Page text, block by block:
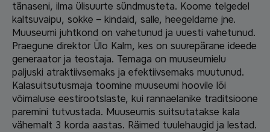
tänaseni, ilma ülisuurte sündmusteta. Koome telgedel
kaltsuvaipu, sokke – kindaid, salle, heegeldame jne.
Muuseumi juhtkond on vahetunud ja uuesti vahetunud.
Praegune direktor Ülo Kalm, kes on suurepärane ideede
generaator ja teostaja. Temaga on muuseumielu
paljuski atraktiivsemaks ja efektiivsemaks muutunud.
Kalasuitsutusmaja toomine muuseumi hoovile lõi
võimaluse eestirootslaste, kui rannaelanike traditsioone
paremini tutvustada. Muuseumis suitsutatakse kala
vähemalt 3 korda aastas. Räimed tuulehaugid ja lestad.